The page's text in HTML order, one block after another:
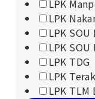
LPK
LPK
LPK
LPK
LPK TDG
LPK
LPK TLM